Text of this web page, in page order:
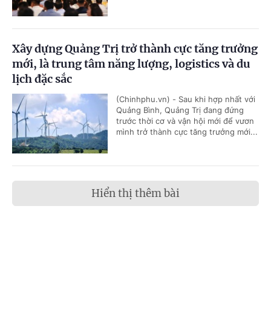
Xây dựng Quảng Trị trở thành cực tăng trưởng
mới, là trung tâm năng lượng, logistics và du
lịch đặc sắc
(Chinhphu.vn) - Sau khi hợp nhất với
Quảng Bình, Quảng Trị đang đứng
trước thời cơ và vận hội mới để vươn
mình trở thành cực tăng trưởng mới...
Hiển thị thêm bài